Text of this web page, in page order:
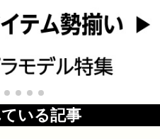
いる記事